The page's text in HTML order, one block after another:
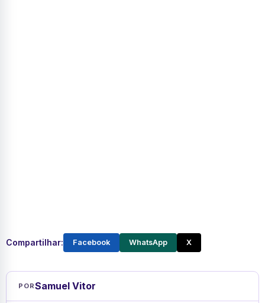
Compartilhar: Facebook WhatsApp X
PORSamuel Vitor